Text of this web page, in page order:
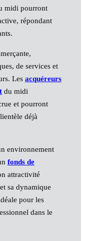
midi pourront
répondant
de services et
Les acquéreurs
du midi
et pourront
déjà
environnement
fonds de
attractivité
sa dynamique
pour les
dans le